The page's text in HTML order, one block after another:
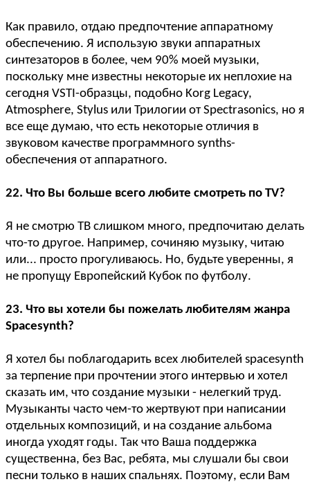
Как правило, отдаю предпочтение аппаратному
обеспечению. Я использую звуки аппаратных
синтезаторов в более, чем 90% моей музыки,
поскольку мне известны некоторые их неплохие на
сегодня VSTI-образцы, подобно Korg Legacy,
Atmosphere, Stylus или Трилогии от Spectrasonics, но я
все еще думаю, что есть некоторые отличия в
звуковом качестве программного synths-
обеспечения от аппаратного.
22. Что Вы больше всего любите смотреть по TV?
Я не смотрю ТВ слишком много, предпочитаю делать
что-то другое. Например, сочиняю музыку, читаю
или... просто прогуливаюсь. Но, будьте уверенны, я
не пропущу Европейский Кубок по футболу.
23. Что вы хотели бы пожелать любителям жанра
Spacesynth?
Я хотел бы поблагодарить всех любителей spacesynth
за терпение при прочтении этого интервью и хотел
сказать им, что создание музыки - нелегкий труд.
Музыканты часто чем-то жертвуют при написании
отдельных композиций, и на создание альбома
иногда уходят годы. Так что Ваша поддержка
существенна, без Вас, ребята, мы слушали бы свои
песни только в наших спальнях. Поэтому, если Вам